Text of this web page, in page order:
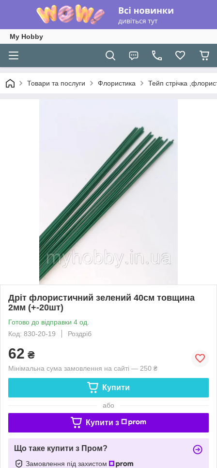
My Hobby
Товари та послуги Флористика Тейп стрічка
Дріт флористичний зелений 40см товщина
2мм (+-20шт)
Готово до відправки 4 од.
Код: 830-20-19
Роздріб
62 ₴
Мінімальна сума замовлення на сайті — 250 ₴
Купити
або
Купити з
Що таке купити з Пром?
Замовлення під захистом